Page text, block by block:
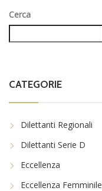
Cerca
CATEGORIE
Dilettanti Regionali
Dilettanti Serie D
Eccellenza
Eccellenza Femminile